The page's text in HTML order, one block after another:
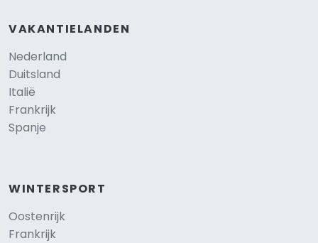
VAKANTIELANDEN
Nederland
Duitsland
Italië
Frankrijk
Spanje
WINTERSPORT
Oostenrijk
Frankrijk